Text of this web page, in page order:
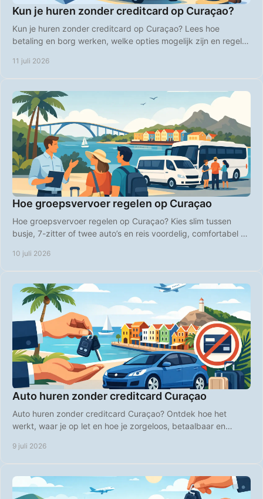
Kun je huren zonder creditcard op Curaçao?
Kun je huren zonder creditcard op Curaçao? Lees hoe
betaling en borg werken, welke opties mogelijk zijn en regel je
11 juli 2026
Hoe groepsvervoer regelen op Curaçao
Hoe groepsvervoer regelen op Curaçao? Kies slim tussen
busje, 7-zitter of twee auto’s en reis voordelig, comfortabel en
10 juli 2026
Auto huren zonder creditcard Curaçao
Auto huren zonder creditcard Curaçao? Ontdek hoe het
werkt, waar je op let en hoe je zorgeloos, betaalbaar en
9 juli 2026